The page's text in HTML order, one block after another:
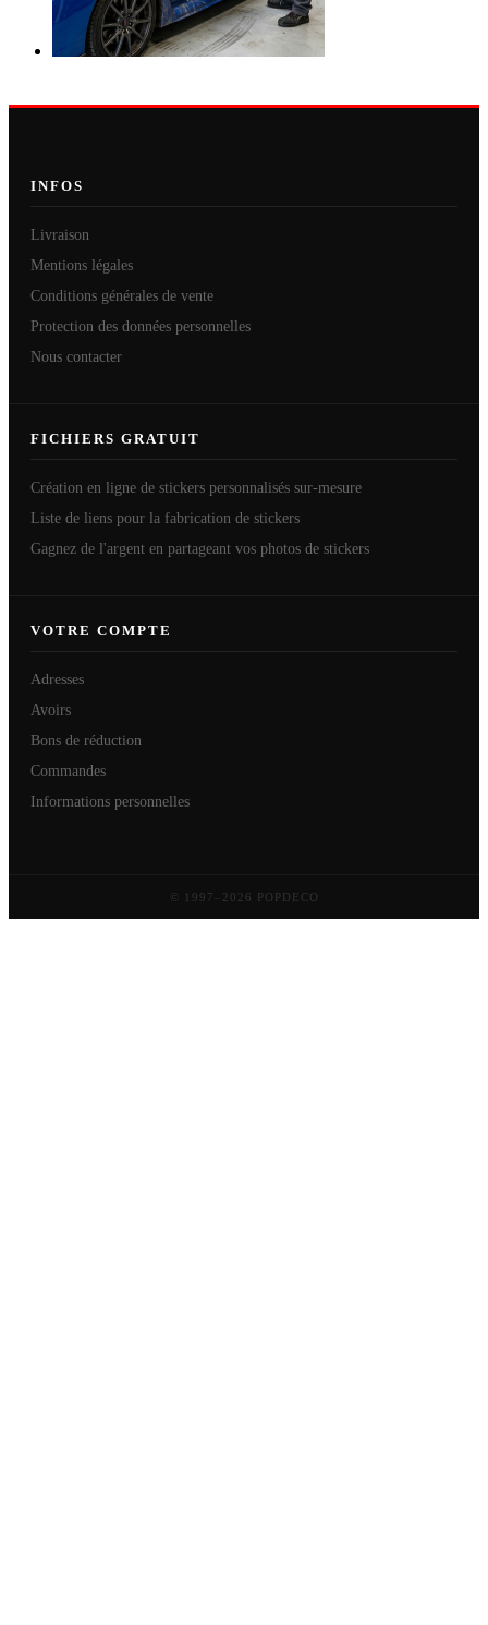
INFOS
Livraison
Mentions légales
Conditions générales de vente
Protection des données personnelles
Nous contacter
FICHIERS GRATUIT
Création en ligne de stickers personnalisés sur-mesure
Liste de liens pour la fabrication de stickers
Gagnez de l'argent en partageant vos photos de stickers
VOTRE COMPTE
Adresses
Avoirs
Bons de réduction
Commandes
Informations personnelles
© 1997–2026 POPDECO